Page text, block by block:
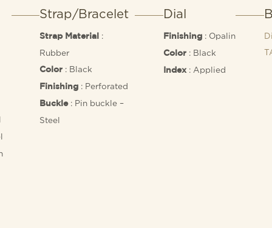
Strap/Bracelet
Strap Material
:
Rubber
Color : Black
Finishing : Perforated
Buckle: Pin buckle –
Steel
Dial
Finishing: Opalin
Color: Black
Index: Applied